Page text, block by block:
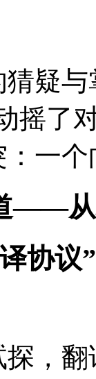
疑
摇了
：一
——
协议”
，